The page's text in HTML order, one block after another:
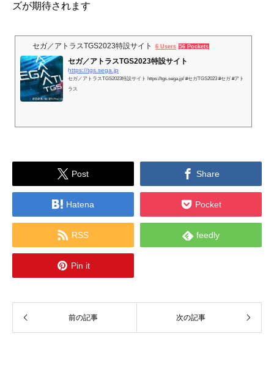
ズが期待されます
セガ／アトラスTGS2023特設サイト 6 Users 56 Pockets
セガ／アトラスTGS2023特設サイト
https://tgs.sega.jp
セガ／アトラスTGS2023特設サイト https://tgs.sega.jp/ #セガTGS2023 #セガ #アト
ラス
 Post  Share
 Hatena  Pocket
 RSS  feedly
 Pin it
前の記事 次の記事